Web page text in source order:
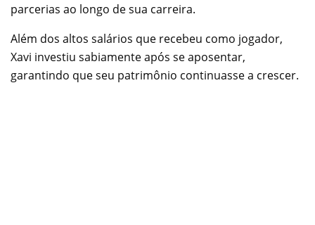
parcerias ao longo de sua carreira.
Além dos altos salários que recebeu como jogador,
Xavi investiu sabiamente após se aposentar,
garantindo que seu patrimônio continuasse a crescer.